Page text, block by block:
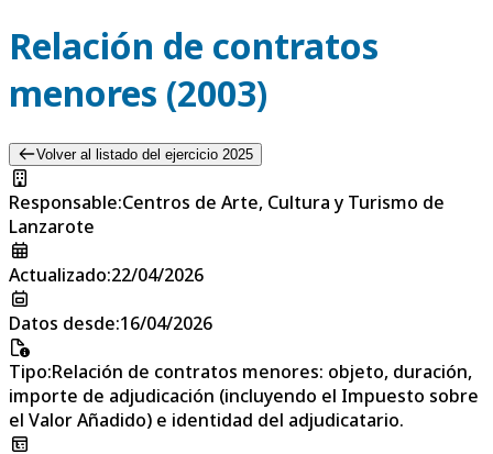
Relación de contratos
menores (2003)
Volver al listado del ejercicio 2025
Responsable:Centros de Arte, Cultura y Turismo de
Lanzarote
Actualizado:22/04/2026
Datos desde:16/04/2026
Tipo:Relación de contratos menores: objeto, duración,
importe de adjudicación (incluyendo el Impuesto sobre
el Valor Añadido) e identidad del adjudicatario.